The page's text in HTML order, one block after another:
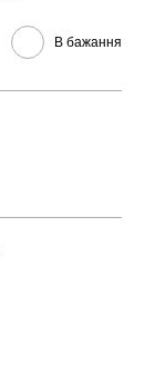
В бажання